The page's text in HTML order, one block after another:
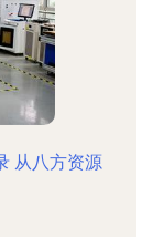
从八方资源